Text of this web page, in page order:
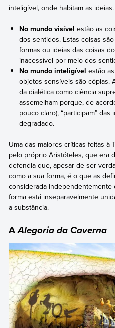
inteligível, onde habitam as ideias.
No mundo visívelestão as
dos sentidos. Estas coisas
formas ou ideias das coisas
inacessível por meio dos
No mundo inteligívelestão
objetos sensíveis são cópias.
da dialética como ciência
assemelham porque, de
pouco claro), “participam”
degradado.
Uma das maiores críticas feitas à
pelo próprio Aristóteles, que era
defendia que, apesar de ser
como a sua forma, é o que as
considerada independentemente
forma está inseparavelmente
a substância.
AAlegoria da Caverna